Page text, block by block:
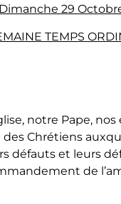
Dimanche 29
TEMPS
notre Pape,
des Chrétiens
défauts et leurs
de